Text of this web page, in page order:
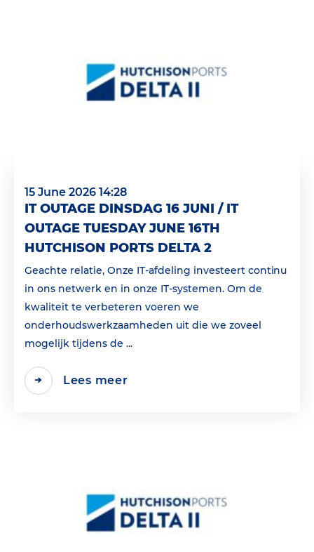
15 June 2026 14:28
IT OUTAGE DINSDAG 16 JUNI / IT
OUTAGE TUESDAY JUNE 16TH
HUTCHISON PORTS DELTA 2
Geachte relatie, Onze IT-afdeling investeert continu
in ons netwerk en in onze IT-systemen. Om de
kwaliteit te verbeteren voeren we
onderhoudswerkzaamheden uit die we zoveel
mogelijk tijdens de ...
Lees meer